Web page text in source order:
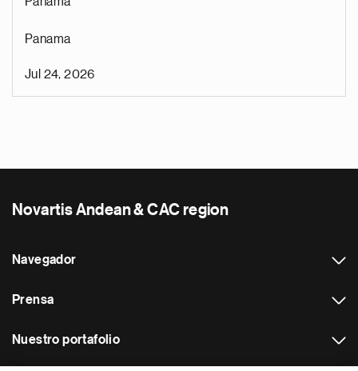
Panama
Jul 24, 2026
Novartis Andean & CAC region
Navegador
Prensa
Nuestro portafolio